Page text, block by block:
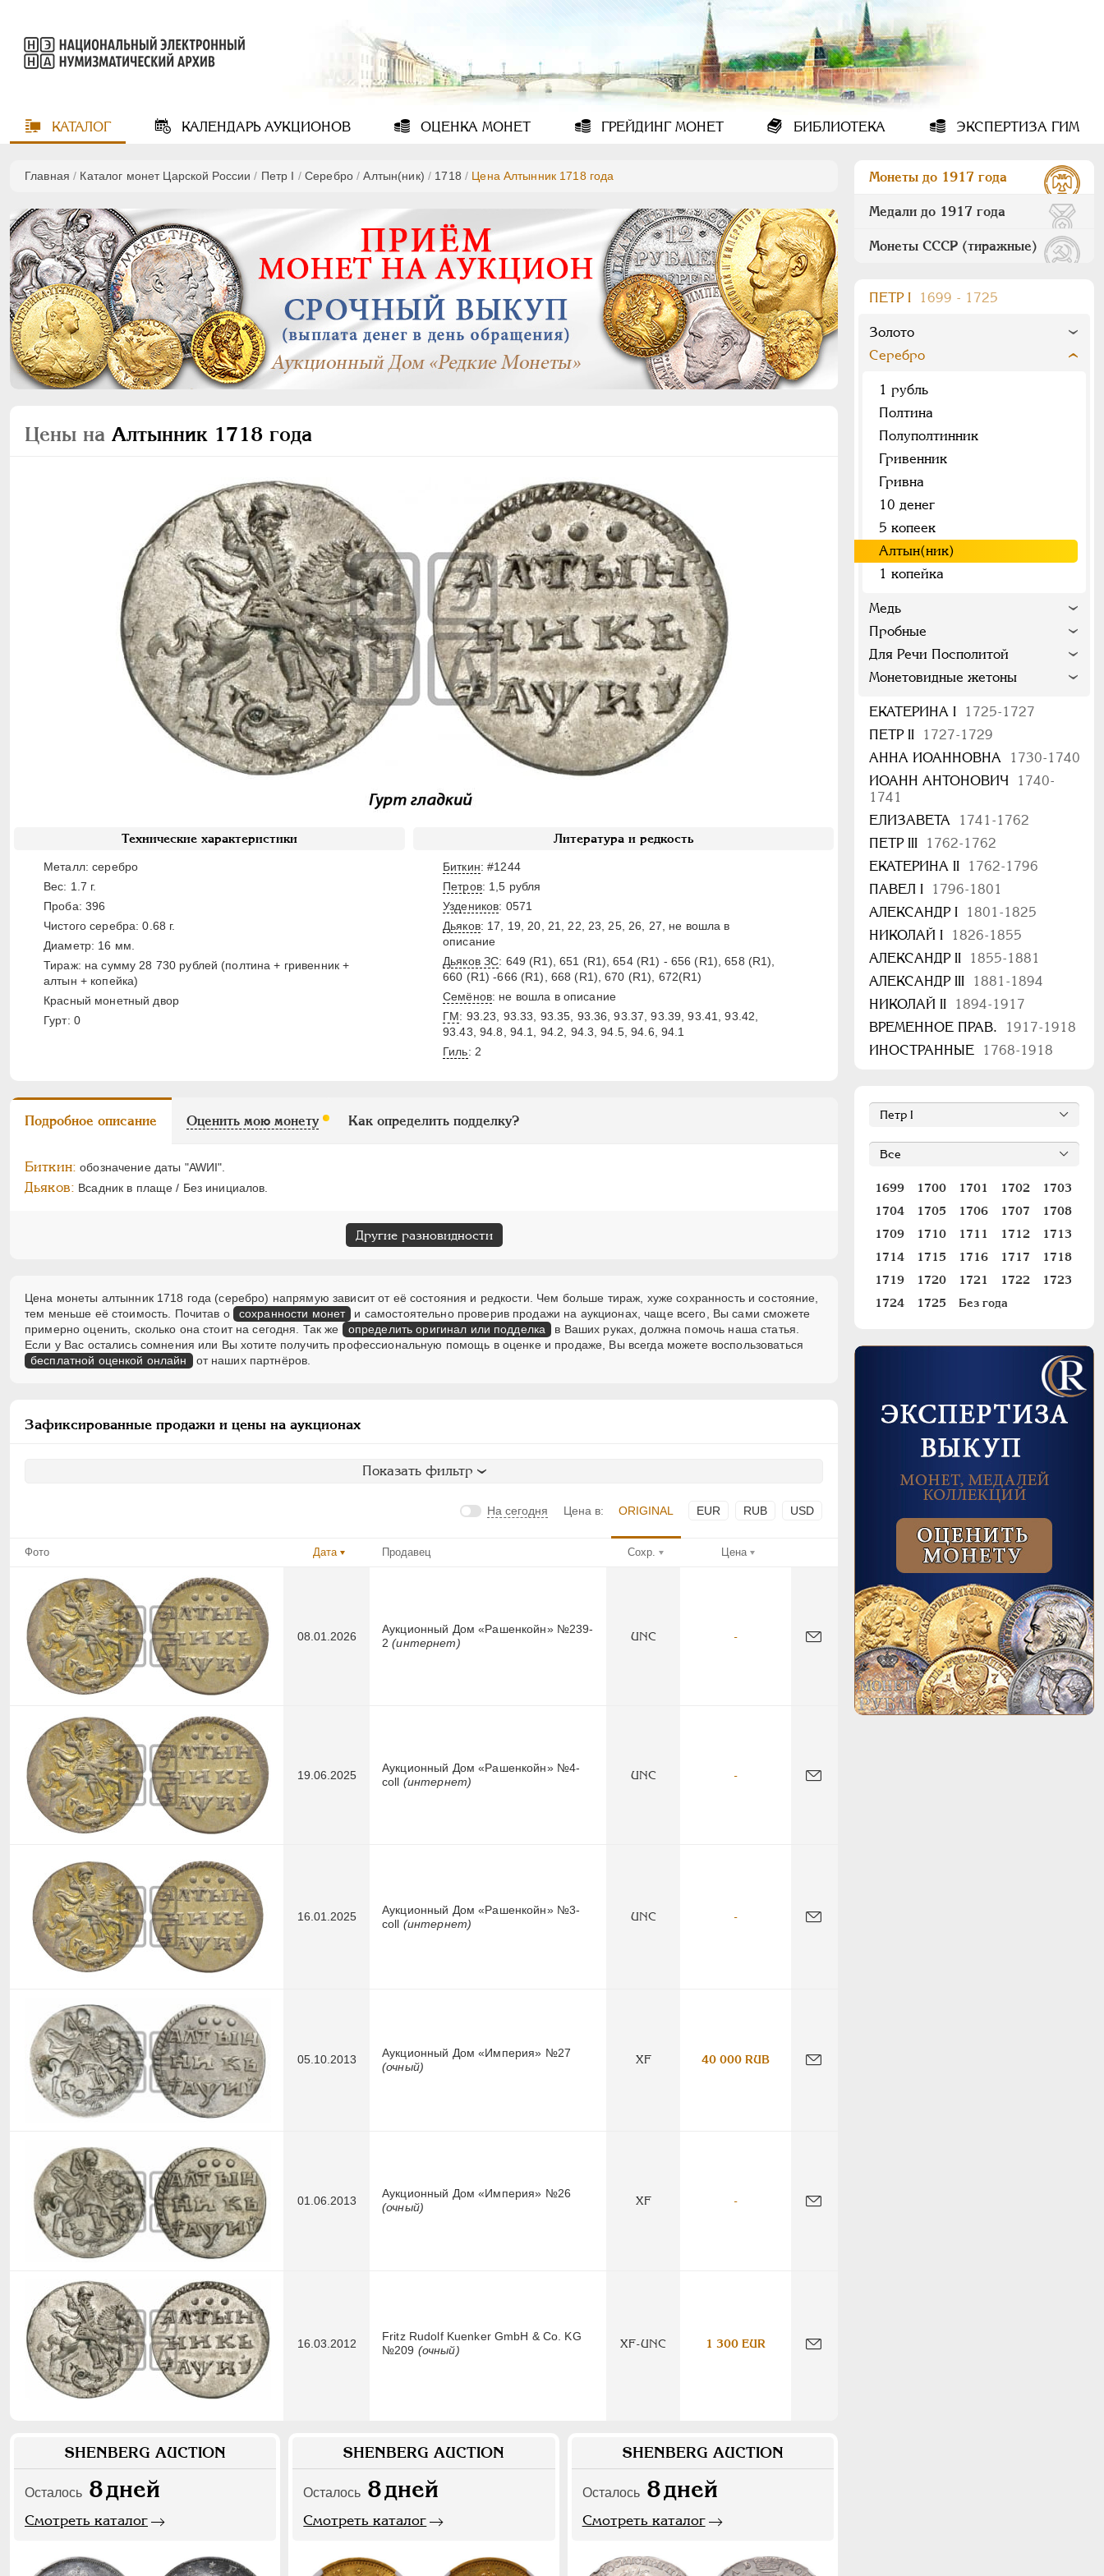
КАТАЛОГ КАЛЕНДАРЬАУКЦИОНОВ ОЦЕНКА МОНЕТ ГРЕЙДИНГМОНЕТ БИБЛИОТЕКА ЭКСПЕРТИЗА ГИМ
Главная / Каталог монет Царской России / Пeтр I /Серебро /Алтын(ник) / 1718 / Цена Алтынник 1718 года
Цены на Алтынник 1718 года
Технические характеристики
Металл: серебро
Вес: 1.7 г.
Проба: 396
Чистого серебра: 0.68 г.
Диаметр: 16 мм.
Тираж: на сумму 28 730 рублей (полтина + гривенник +
алтын + копейка)
Красный монетный двор
Гурт: 0
Литература и редкость
Биткин: #1244
Петров: 1,5 рубля
Уздеников: 0571
Дьяков: 17, 19, 20, 21, 22, 23, 25, 26, 27, не вошла в
описание
Дьяков ЗС: 649 (R1), 651 (R1), 654 (R1) - 656 (R1), 658 (R1),
660 (R1) -666 (R1), 668 (R1), 670 (R1), 672(R1)
Семёнов: не вошла в описание
ГМ: 93.23, 93.33, 93.35, 93.36, 93.37, 93.39, 93.41, 93.42,
93.43, 94.8, 94.1, 94.2, 94.3, 94.5, 94.6, 94.1
Гиль: 2
Подробное описание Оценить мою монету Как определить подделку?
Биткин: обозначение даты "AWИI".
Дьяков: Всадник в плаще / Без инициалов.
Другие разновидности
Цена монеты алтынник 1718 года (серебро) напрямую зависит от её состояния и редкости. Чем больше тираж, хуже сохранность и состояние,
тем меньше её стоимость. Почитав о
сохранности монет
и самостоятельно проверив продажи на аукционах, чаще всего, Вы сами сможете
примерно оценить, сколько она стоит на сегодня. Так же
определить оригинал или подделка
в Ваших руках, должна помочь наша статья.
Если у Вас остались сомнения или Вы хотите получить профессиональную помощь в оценке и продаже, Вы всегда можете воспользоваться
бесплатной оценкой онлайн от наших партнёров.
Зафиксированные продажи и цены на аукционах
Показать фильтр
На сегодня Цена в: ORIGINAL EUR RUB USD
Фото Дата Продавец Сохр. Цена
08.01.2026
Аукционный Дом «Рашенкойн» №239-
2(интернет)
UNC -
19.06.2025
Аукционный Дом «Рашенкойн» №4-
coll (интернет)
UNC -
16.01.2025
Аукционный Дом «Рашенкойн» №3-
coll (интернет)
UNC -
05.10.2013
Аукционный Дом «Империя» №27
(очный)
XF 40 000 RUB
01.06.2013
Аукционный Дом «Империя» №26
(очный)
XF -
16.03.2012
Fritz Rudolf Kuenker GmbH & Co. KG
№209 (очный)
XF-UNC 1 300 EUR
SHENBERG AUCTION
Осталось 8дней
Смотреть каталог
SHENBERG AUCTION
Осталось 8дней
Смотреть каталог
SHENBERG AUCTION
Осталось 8дней
Смотреть каталог
Монеты до 1917 года
Медали до 1917 года
Монеты СССР (тиражные)
ПEТР I 1699 - 1725
Золото
Серебро
1 рубль
Полтина
Полуполтинник
Гривенник
Гривна
10 денег
5 копеек
Алтын(ник)
1 копейка
Медь
Пробные
Для Речи Посполитой
Монетовидные жетоны
ЕКАТЕРИНА I
1725-1727
ПЕТР II
1727-1729
АННА ИОАННОВНА
1730-1740
ИОАНН АНТОНОВИЧ
1740-
1741
ЕЛИЗАВЕТА
1741-1762
ПЕТР III
1762-1762
ЕКАТЕРИНА II
1762-1796
ПАВЕЛ I
1796-1801
АЛЕКСАНДР I
1801-1825
НИКОЛАЙ I
1826-1855
АЛЕКСАНДР II
1855-1881
АЛЕКСАНДР III
1881-1894
НИКОЛАЙ II
1894-1917
ВРЕМЕННОЕ ПРАВ.
1917-1918
ИНОСТРАННЫЕ
1768-1918
1699 1700 1701 1702
1703
1704
1705 1706 1707
1708
1709
1710 1711 1712
1713
1714
1715 1716 1717
1718
1719
1720 1721 1722
1723
1724
1725 Без года